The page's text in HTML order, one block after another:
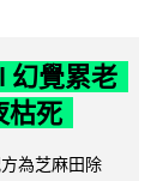
幻覺累老
枯死
為芝麻田除